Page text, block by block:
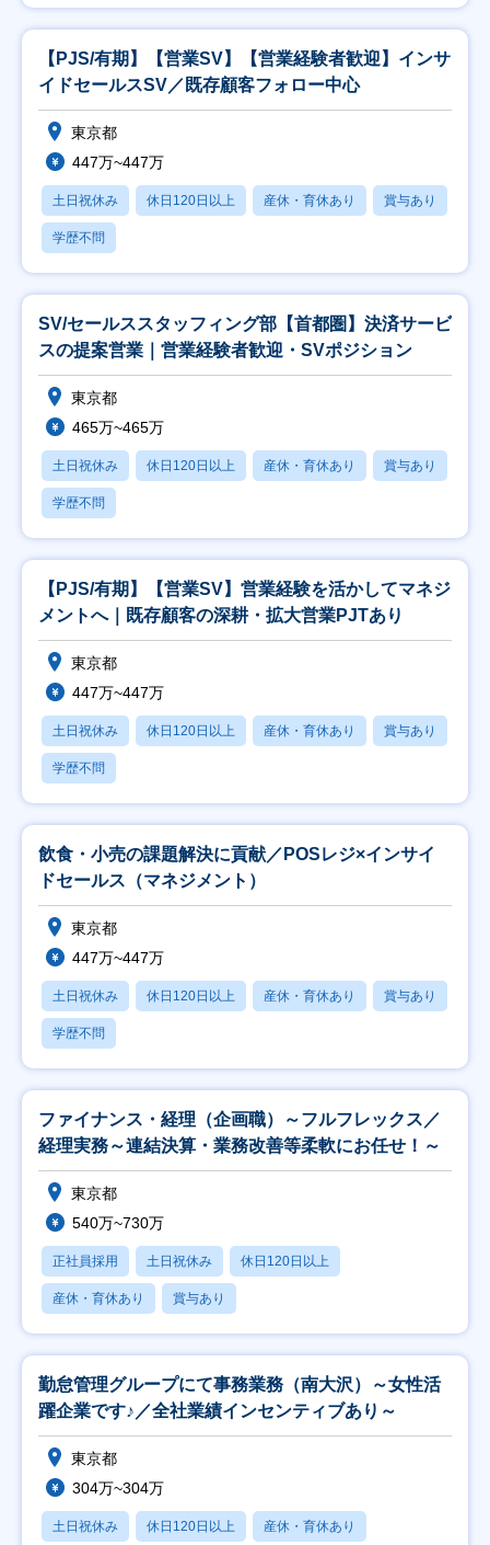
【PJS/有期】【営業SV】【営業経験者歓迎】インサ
イドセールスSV／既存顧客フォロー中心
東京都
447万~447万
土日祝休み 休日120日以上 産休・育休あり 賞与あり
学歴不問
SV/セールススタッフィング部【首都圏】決済サービ
スの提案営業｜営業経験者歓迎・SVポジション
東京都
465万~465万
土日祝休み 休日120日以上 産休・育休あり 賞与あり
学歴不問
【PJS/有期】【営業SV】営業経験を活かしてマネジ
メントへ｜既存顧客の深耕・拡大営業PJTあり
東京都
447万~447万
土日祝休み 休日120日以上 産休・育休あり 賞与あり
学歴不問
飲食・小売の課題解決に貢献／POSレジ×インサイ
ドセールス（マネジメント）
東京都
447万~447万
土日祝休み 休日120日以上 産休・育休あり 賞与あり
学歴不問
ファイナンス・経理（企画職）～フルフレックス／
経理実務～連結決算・業務改善等柔軟にお任せ！～
東京都
540万~730万
正社員採用 土日祝休み 休日120日以上
産休・育休あり 賞与あり
勤怠管理グループにて事務業務（南大沢）～女性活
躍企業です♪／全社業績インセンティブあり～
東京都
304万~304万
土日祝休み 休日120日以上 産休・育休あり